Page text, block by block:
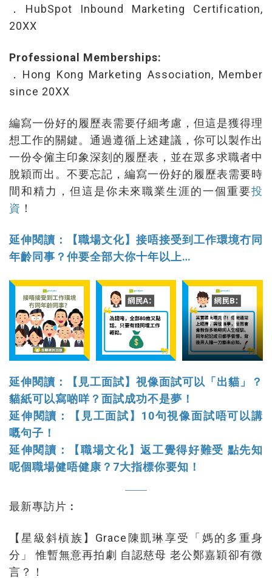
．HubSpot Inbound Marketing Certification,
20XX
Professional Memberships:
．Hong Kong Marketing Association, Member
since 20XX
編寫一份好的履歷表需要仔細考慮，但這是獲得理
想工作的關鍵。通過遵循上述建議，你可以製作出
一份令僱主印象深刻的履歷表，並在眾多求職者中
脫穎而出。不要忘記，編寫一份好的履歷表需要時
間和精力，但這是你未來職業生涯的一個重要投
資 ！
延伸閱讀：【職場文化】接唔接受到工作環境冇同
年齡同事？仲要全部大你十年以上…
+11
延伸閱讀：【見工面試】視像面試可以「出貓」？
貓紙可以寫啲咩？面試成功不是夢！
延伸閱讀：【見工面試】10句視像面試唔可以講
嘅句子！
延伸閱讀：【職場文化】返工覺得好難受 點先知
呢個職場健唔健康？7大指標你要知！
最新專訪片︰
【星級斜槓族】Grace陳凱琳享受「媽的多重身
分」 惟暫無意再拍劇 自認慈母 老公鄭嘉穎卻有微
言？！